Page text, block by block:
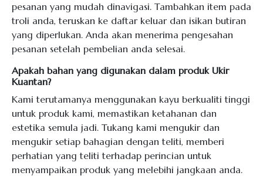
pesanan yang mudah dinavigasi. Tambahkan item pada
troli anda, teruskan ke daftar keluar dan isikan butiran
yang diperlukan. Anda akan menerima pengesahan
pesanan setelah pembelian anda selesai.
Apakah bahan yang digunakan dalam produk Ukir
Kuantan?
Kami terutamanya menggunakan kayu berkualiti tinggi
untuk produk kami, memastikan ketahanan dan
estetika semula jadi. Tukang kami mengukir dan
mengukir setiap bahagian dengan teliti, memberi
perhatian yang teliti terhadap perincian untuk
menyampaikan produk yang melebihi jangkaan anda.